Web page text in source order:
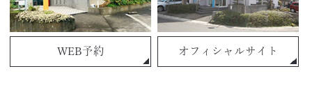
WEB予約 オフィシャルサイト